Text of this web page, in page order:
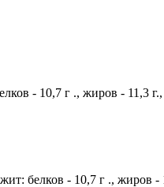
- 10,7 г ., жиров - 11,3
белков - 10,7 г ., жиров -